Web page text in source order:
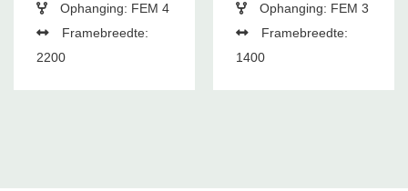
Ophanging: FEM 4
Framebreedte:
2200
Ophanging: FEM 3
Framebreedte:
1400